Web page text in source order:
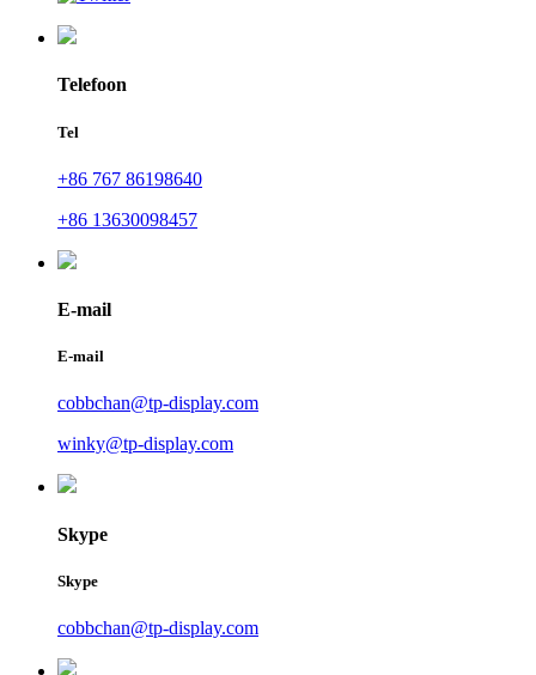
Telefoon
Tel
+86 767 86198640
+86 13630098457
E-mail
E-mail
cobbchan@tp-display.com
winky@tp-display.com
Skype
Skype
cobbchan@tp-display.com